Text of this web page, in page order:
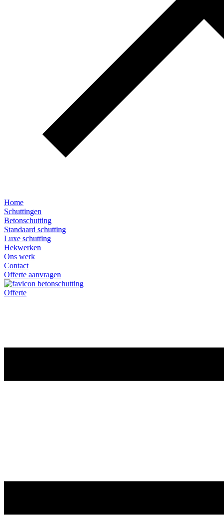
Home
Schuttingen
Betonschutting
Standaard schutting
Luxe schutting
Hekwerken
Ons werk
Contact
Offerte aanvragen
Offerte